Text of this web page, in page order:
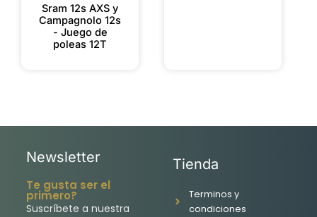
Sram 12s AXS y
Campagnolo 12s
- Juego de
poleas 12T
Newsletter
Te gusta ser el
primero?
Suscríbete a nuestra
Tienda
Terminos y
condiciones